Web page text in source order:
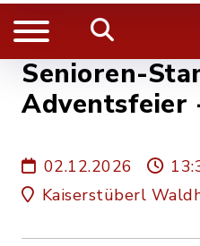
Senioren-
Adventsfeier
02.12.2026
Kaiserstüberl